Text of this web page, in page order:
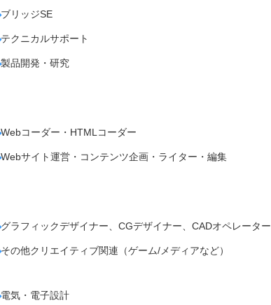
ブリッジSE
テクニカルサポート
製品開発・研究
Webコーダー・HTMLコーダー
Webサイト運営・コンテンツ企画・ライター・編集
グラフィックデザイナー、CGデザイナー、CADオペレーター
その他クリエイティブ関連（ゲーム/メディアなど）
電気・電子設計